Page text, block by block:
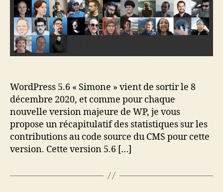
WordPress 5.6 « Simone » vient de sortir le 8
décembre 2020, et comme pour chaque
nouvelle version majeure de WP, je vous
propose un récapitulatif des statistiques sur les
contributions au code source du CMS pour cette
version. Cette version 5.6 […]